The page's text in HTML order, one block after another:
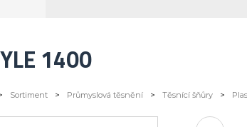
1400
Sortiment > Průmyslová těsnění > Těsnící šňůry >